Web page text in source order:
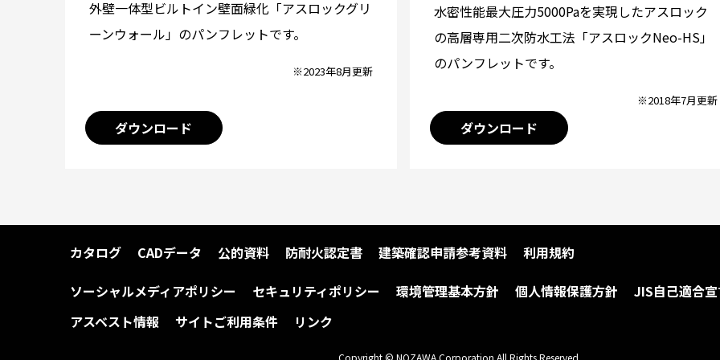
外壁一体型ビルトイン壁面緑化「アスロックグリ
ーンウォール」のパンフレットです。
※2023年8月更新
ダウンロード
水密性能最大圧力5000Paを実現したアスロック
の高層専用二次防水工法「アスロックNeo-HS」
のパンフレットです。
※2018年7月更新
ダウンロード
カタログ CADデータ 公的資料 防耐火認定書 建築確認申請参考資料
利用規約
ソーシャルメディアポリシー
セキュリティポリシー 環境管理基本方針 個人情報保護方針
JIS自己適合
アスベスト情報
サイトご利用条件 リンク
Copyright © NOZAWA Corporation All Rights Reserved.